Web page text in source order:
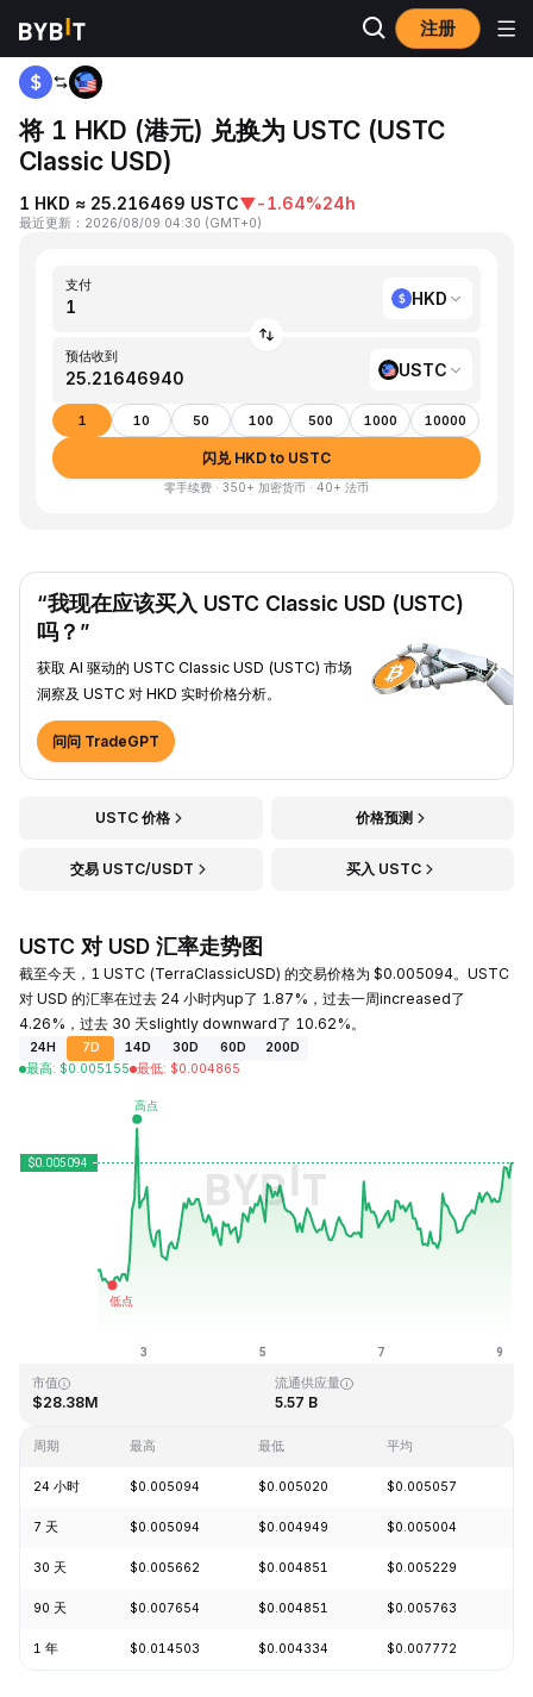
注册
首页 HKD to USTC
将 1 HKD (港元) 兑换为 USTC (USTC
Classic USD)
1 HKD ≈ 25.216469 USTC▼-1.64%24h
最近更新 ： 2026/08/09 04:30 (GMT+0)
支付
HKD
预估收到
USTC
1 10 50 100 500 1000 10000
闪兑 HKD to USTC
零手续费 · 350+ 加密货币 · 40+ 法币
“我现在应该买入 USTC Classic USD (USTC)
吗？”
获取 AI 驱动的 USTC Classic USD (USTC) 市场
洞察及 USTC 对 HKD 实时价格分析。
问问 TradeGPT
USTC 价格 价格预测
交易 USTC/USDT 买入 USTC
USTC 对 USD 汇率走势图
截至今天，1 USTC (TerraClassicUSD) 的交易价格为 $0.005094。USTC
对 USD 的汇率在过去 24 小时内up了 1.87%，过去一周increased了
4.26%，过去 30 天slightly downward了 10.62%。
24H 7D 14D 30D 60D
200D
最高: $0.005155 最低: $0.004865
最近更新时间：2026-08-09 04:30 (GMT+0)
市值
$28.38M
流通供应量
5.57 B
周期 最高 最低 平均
24 小时 $0.005094 $0.005020 $0.005057
7 天 $0.005094 $0.004949 $0.005004
30 天 $0.005662 $0.004851 $0.005229
90 天 $0.007654 $0.004851 $0.005763
1 年 $0.014503 $0.004334 $0.007772